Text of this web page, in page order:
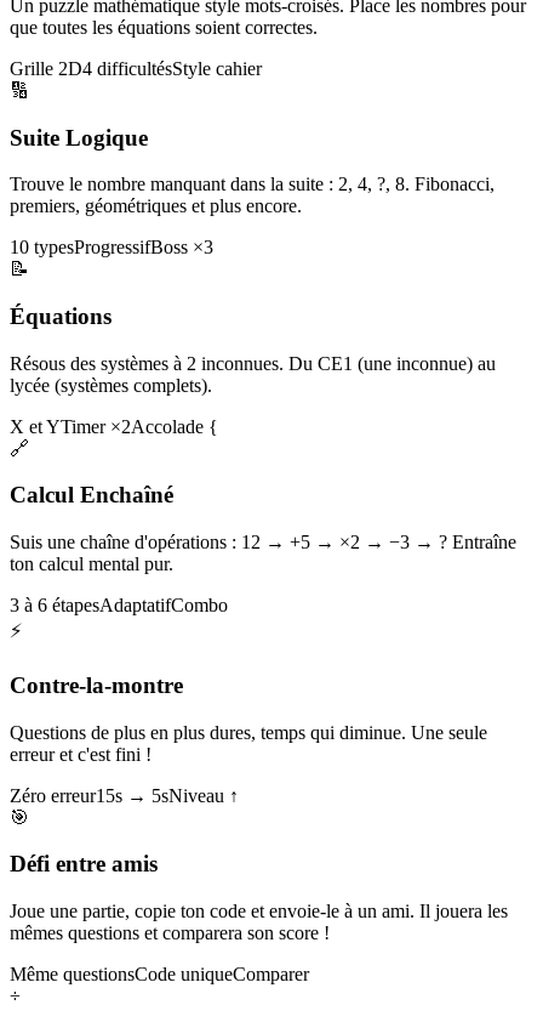
Un puzzle mathématique style mots-croisés. Place les nombres pour
que toutes les équations soient correctes.
Grille 2D4 difficultésStyle cahier
🔢
Suite Logique
Trouve le nombre manquant dans la suite : 2, 4, ?, 8. Fibonacci,
premiers, géométriques et plus encore.
10 typesProgressifBoss ×3
📝
Équations
Résous des systèmes à 2 inconnues. Du CE1 (une inconnue) au
lycée (systèmes complets).
X et YTimer ×2Accolade {
🔗
Calcul Enchaîné
Suis une chaîne d'opérations : 12 → +5 → ×2 → −3 → ? Entraîne
ton calcul mental pur.
3 à 6 étapesAdaptatifCombo
⚡
Contre-la-montre
Questions de plus en plus dures, temps qui diminue. Une seule
erreur et c'est fini !
Zéro erreur15s → 5sNiveau ↑
🎯
Défi entre amis
Joue une partie, copie ton code et envoie-le à un ami. Il jouera les
mêmes questions et comparera son score !
Même questionsCode uniqueComparer
÷